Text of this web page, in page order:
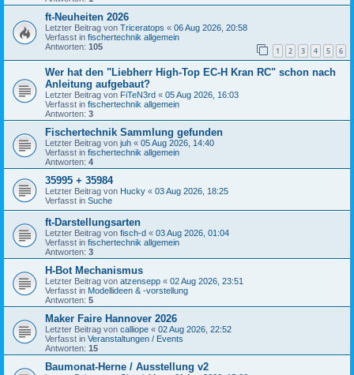
ft-Neuheiten 2026
Letzter Beitrag von Triceratops « 06 Aug 2026, 20:58
Verfasst in fischertechnik allgemein
Antworten: 105 1 2 3 4 5 6
Wer hat den "Liebherr High-Top EC-H Kran RC" schon nach
Anleitung aufgebaut?
Letzter Beitrag von FiTeN3rd « 05 Aug 2026, 16:03
Verfasst in fischertechnik allgemein
Antworten: 3
Fischertechnik Sammlung gefunden
Letzter Beitrag von juh « 05 Aug 2026, 14:40
Verfasst in fischertechnik allgemein
Antworten: 4
35995 + 35984
Letzter Beitrag von Hucky « 03 Aug 2026, 18:25
Verfasst in Suche
ft-Darstellungsarten
Letzter Beitrag von fisch-d « 03 Aug 2026, 01:04
Verfasst in fischertechnik allgemein
Antworten: 3
H-Bot Mechanismus
Letzter Beitrag von atzensepp « 02 Aug 2026, 23:51
Verfasst in Modellideen & -vorstellung
Antworten: 5
Maker Faire Hannover 2026
Letzter Beitrag von calliope « 02 Aug 2026, 22:52
Verfasst in Veranstaltungen / Events
Antworten: 15
Baumonat-Herne / Ausstellung v2